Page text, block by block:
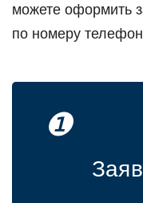
можете оформить
по номеру
❶